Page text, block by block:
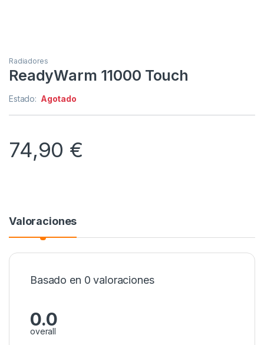
Radiadores
ReadyWarm 11000 Touch
Estado: Agotado
74,90 €
Valoraciones
Basado en 0 valoraciones
0.0
overall